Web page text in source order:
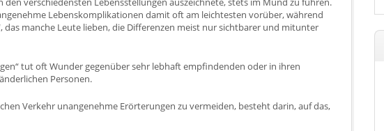
Lebenskomplikationen damit oft am leichtesten vorüber, während
das manche Leute lieben, die Differenzen meist nur sichtbarer und mitunter
tut oft Wunder gegenüber sehr lebhaft empfindenden oder in ihren
Personen.
Verkehr unangenehme Erörterungen zu vermeiden, besteht darin, auf das,